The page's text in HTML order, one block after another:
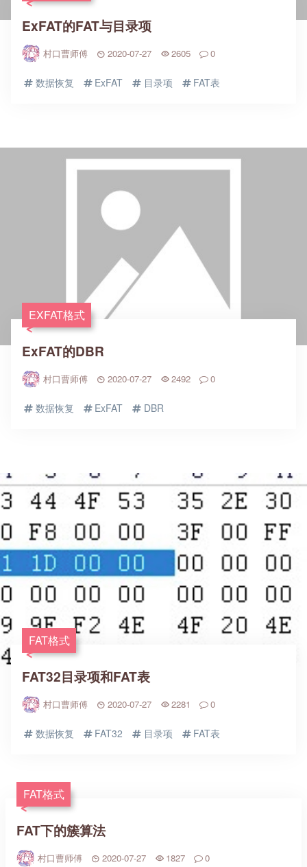
ExFAT的FAT与目录项
村口曹师傅 2020-07-27 2605 0
数据恢复 ExFAT 目录项 FAT表
EXFAT格式
ExFAT的DBR
村口曹师傅 2020-07-27 2492 0
数据恢复 ExFAT DBR
FAT格式
FAT32目录项和FAT表
村口曹师傅 2020-07-27 2281 0
数据恢复 FAT32 目录项 FAT表
FAT格式
FAT下的簇算法
村口曹师傅 2020-07-27 1827 0